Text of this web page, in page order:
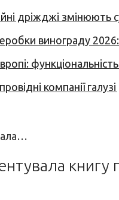
дріжджі змінюють
винограду
компанії
книгу